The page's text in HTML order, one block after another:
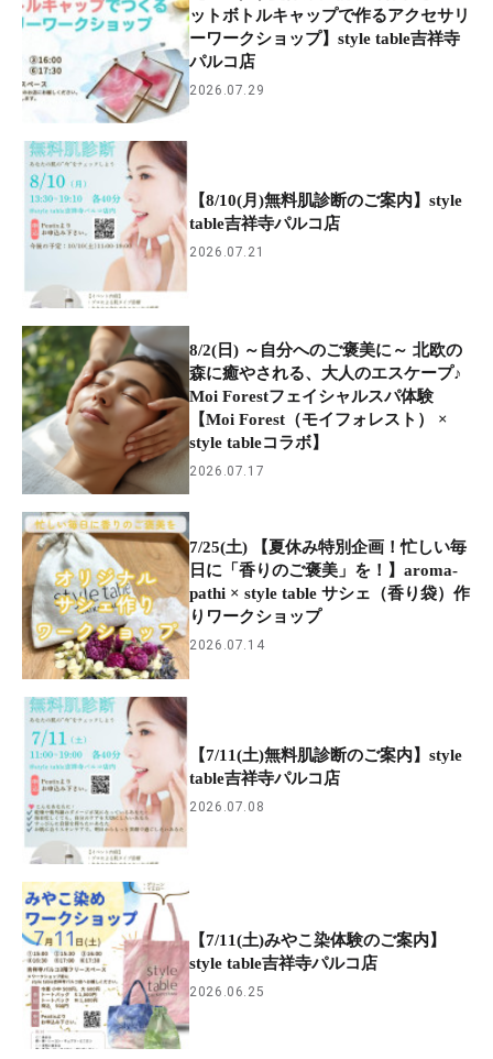
ットボトルキャップで作るアクセサリ
ーワークショップ】style table吉祥寺
パルコ店
2026.07.29
【8/10(月)無料肌診断のご案内】style
table吉祥寺パルコ店
2026.07.21
8/2(日) ～自分へのご褒美に～ 北欧の
森に癒やされる、大人のエスケープ♪
Moi Forestフェイシャルスパ体験
【Moi Forest（モイフォレスト） ×
style tableコラボ】
2026.07.17
7/25(土) 【夏休み特別企画！忙しい毎
日に「香りのご褒美」を！】aroma-
pathi × style table サシェ（香り袋）作
りワークショップ
2026.07.14
【7/11(土)無料肌診断のご案内】style
table吉祥寺パルコ店
2026.07.08
【7/11(土)みやこ染体験のご案内】
style table吉祥寺パルコ店
2026.06.25